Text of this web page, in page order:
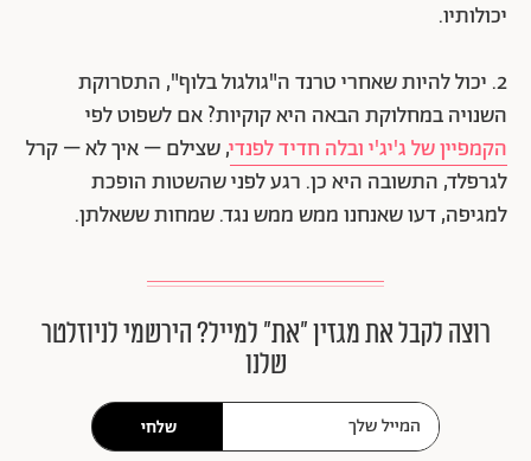
יכולותיו.
2. יכול להיות שאחרי טרנד ה"גולגול בלוף", התסרוקת
השנויה במחלוקת הבאה היא קוקיות? אם לשפוט לפי
הקמפיין של ג'יג'י ובלה חדיד לפנדי, שצילם – איך לא – קרל
לגרפלד, התשובה היא כן. רגע לפני שהשטות הופכת
למגיפה, דעו שאנחנו ממש ממש נגד. שמחות ששאלתן.
רוצה לקבל את מגזין ״את״ למייל? הירשמי לניוזלטר
שלנו
שלחי